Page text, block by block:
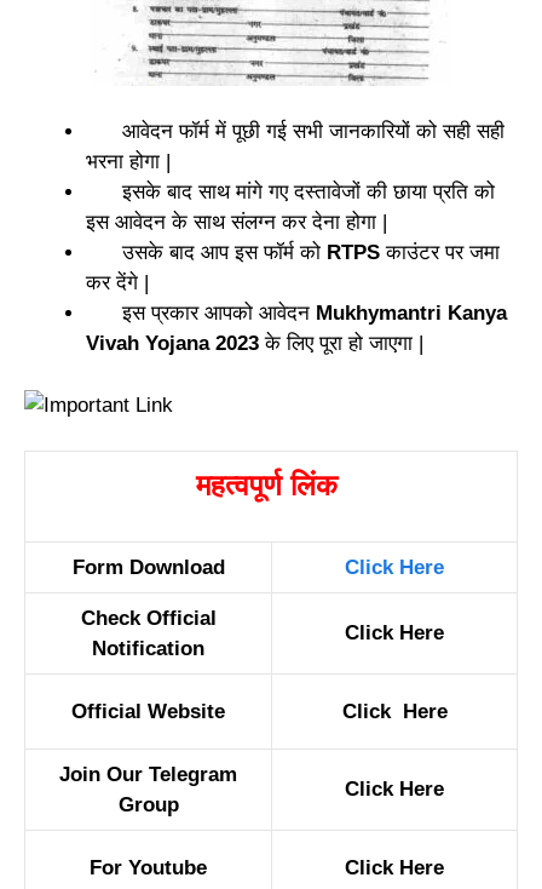
आवेदन फॉर्म में पूछी गई सभी जानकारियों को सही सही
भरना होगा |
इसके बाद साथ मांगे गए दस्तावेजों की छाया प्रति को
इस आवेदन के साथ संलग्न कर देना होगा |
उसके बाद आप इस फॉर्म को RTPS काउंटर पर जमा
कर देंगे |
इस प्रकार आपको आवेदन Mukhymantri Kanya
Vivah Yojana 2023के लिए पूरा हो जाएगा |
महत्वपूर्ण लिंक
Form Download Click Here
Check Official
Notification
Click Here
Official Website Click Here
Join Our Telegram
Group
Click Here
For Youtube Click Here